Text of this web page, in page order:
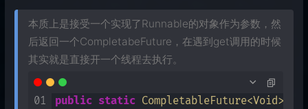
本质上是接受一个实现了Runnable的对象作为参数，然
后返回一个CompletabeFuture，在遇到get调用的时候
其实就是直接开一个线程去执行。
01
public static CompletableFuture<Void>